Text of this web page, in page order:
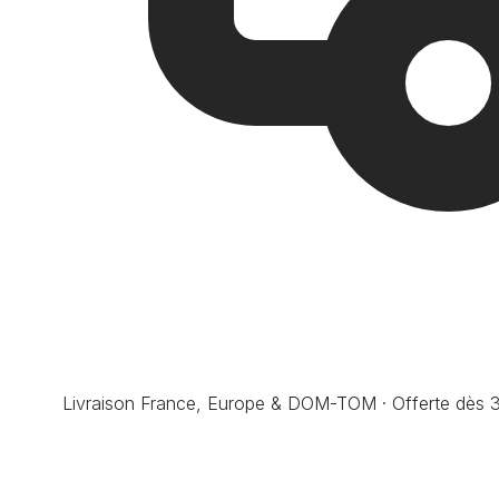
Livraison France, Europe & DOM-TOM · Offerte dès